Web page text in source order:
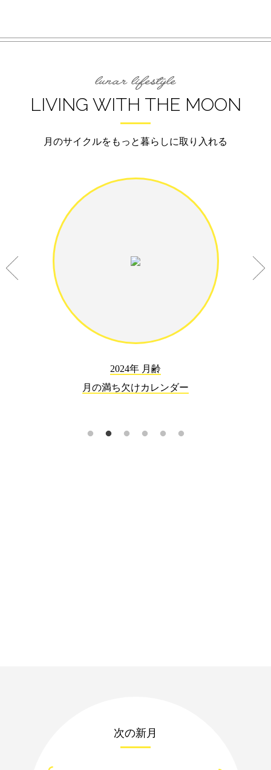
LIVING WITH THE MOON
月のサイクルをもっと暮らしに取り入れる
2024年 月齢
月の満ち欠けカレンダー
次の新月